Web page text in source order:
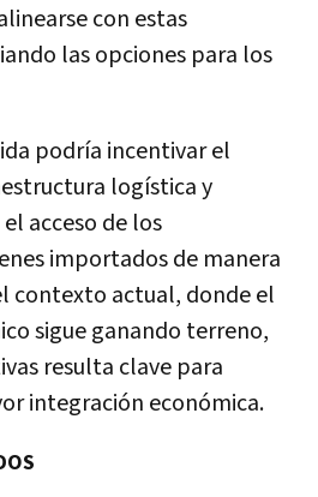
con estas
las opciones para los
podría incentivar el
logística y
acceso de los
importados de manera
contexto actual, donde el
sigue ganando terreno,
resulta clave para
integración económica.